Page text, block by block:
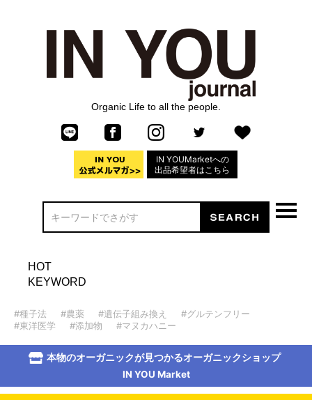
Organic Life to all the people.
IN YOUMarketへの
出品希望者はこちら
HOT
KEYWORD
#種子法 #農薬 #遺伝子組み換え
#グルテンフリー
#東洋医学
#添加物 #マヌカハニー
本物のオーガニックが見つかるオーガニックショップ
IN YOU Market